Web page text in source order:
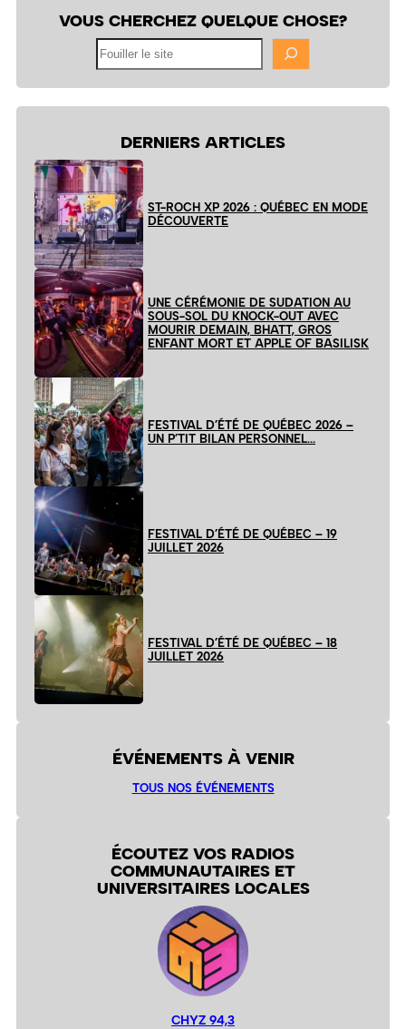
VOUS CHERCHEZ QUELQUE CHOSE?
DERNIERS ARTICLES
ST-ROCH XP 2026 : QUÉBEC EN MODE
DÉCOUVERTE
UNE CÉRÉMONIE DE SUDATION AU
SOUS-SOL DU KNOCK-OUT AVEC
MOURIR DEMAIN, BHATT, GROS
ENFANT MORT ET APPLE OF BASILISK
FESTIVAL D’ÉTÉ DE QUÉBEC 2026 –
UN P’TIT BILAN PERSONNEL…
FESTIVAL D’ÉTÉ DE QUÉBEC – 19
JUILLET 2026
FESTIVAL D’ÉTÉ DE QUÉBEC – 18
JUILLET 2026
ÉVÉNEMENTS À VENIR
TOUS NOS ÉVÉNEMENTS
ÉCOUTEZ VOS RADIOS
COMMUNAUTAIRES ET
UNIVERSITAIRES LOCALES
CHYZ 94,3